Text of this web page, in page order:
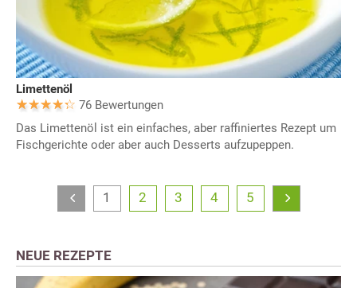
Limettenöl
76 Bewertungen
Das Limettenöl ist ein einfaches, aber raffiniertes Rezept um
Fischgerichte oder aber auch Desserts aufzupeppen.
1 2 3 4 5
NEUE REZEPTE